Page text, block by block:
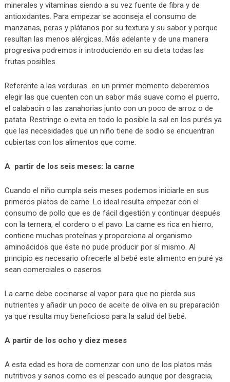
minerales y vitaminas siendo a su vez fuente de fibra y de
antioxidantes. Para empezar se aconseja el consumo de
manzanas, peras y plátanos por su textura y su sabor y porque
resultan las menos alérgicas. Más adelante y de una manera
progresiva podremos ir introduciendo en su dieta todas las
frutas posibles.
Referente a las verduras en un primer momento deberemos
elegir las que cuenten con un sabor más suave como el puerro,
el calabacín o las zanahorias junto con un poco de arroz o de
patata. Restringe o evita en todo lo posible la sal en los purés ya
que las necesidades que un niño tiene de sodio se encuentran
cubiertas con los alimentos que come.
A partir de los seis meses: la carne
Cuando el niño cumpla seis meses podemos iniciarle en sus
primeros platos de carne. Lo ideal resulta empezar con el
consumo de pollo que es de fácil digestión y continuar después
con la ternera, el cordero o el pavo. La carne es rica en hierro,
contiene muchas proteínas y proporciona al organismo
aminoácidos que éste no pude producir por sí mismo. Al
principio es necesario ofrecerle al bebé este alimento en puré ya
sean comerciales o caseros.
La carne debe cocinarse al vapor para que no pierda sus
nutrientes y añadir un poco de aceite de oliva en su preparación
ya que resulta muy beneficioso para la salud del bebé.
A partir de los ocho y diez meses
A esta edad es hora de comenzar con uno de los platos más
nutritivos y sanos como es el pescado aunque por desgracia,